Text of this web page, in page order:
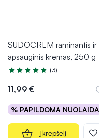
SUDOCREM raminantis ir
apsauginis kremas, 250 g
Įvertinimas 5.0 iš 5
(3)
11,99 €
% PAPILDOMA NUOLAIDA
Į krepšelį